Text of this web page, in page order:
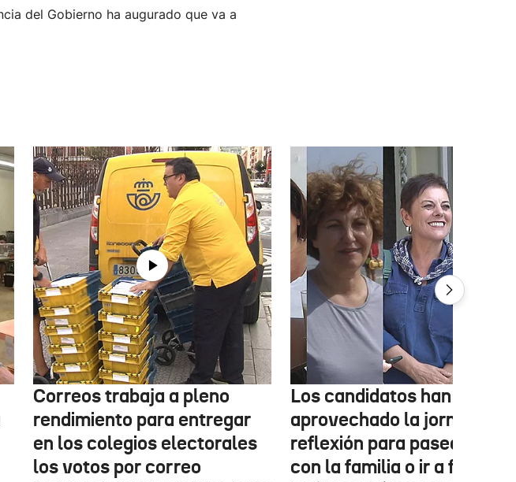
del Gobierno ha augurado que va a
Correos trabaja a pleno
rendimiento para entregar
en los colegios electorales
los votos por correo
Los candidatos han
aprovechado la jornada de
reflexión para pasear,
con la familia o ir a fiestas